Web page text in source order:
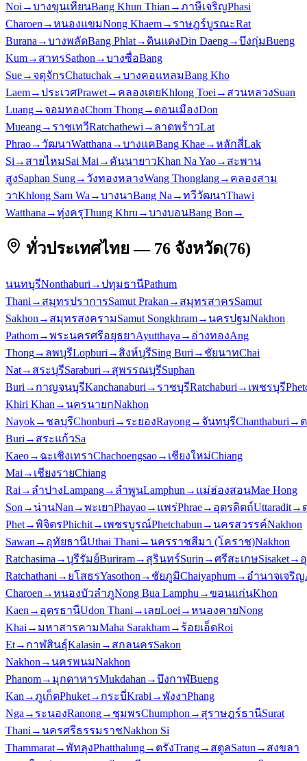
Noi →บางขุนเทียนBang Khun Thian →ภาษีเจริญPhasi
Charoen →หนองแขมNong Khaem→ ราษฎร์บูรณะRat
Burana →บางพลัดBang Phlat→ ดินแดงDin Daeng→บึงกุ่มBueng
Kum→ สาทรSathon →บางซื่อBang
Sue→ จตุจักรChatuchak→บางคอแหลมBang Kho
Laem→ประเวศPrawet→ คลองเตยKhlong Toei → สวนหลวงSuan
Luang→ จอมทองChom Thong→ ดอนเมืองDon
Mueang→ ราชเทวีRatchathewi → ลาดพร้าวLat
Phrao→ วัฒนาWatthana →บางแคBang Khae→หลักสี่Lak
Si → สายไหมSai Mai → คันนายาวKhan Na Yao→ สะพาน
สูงSaphan Sung→ วังทองหลางWang Thonglang→ คลองสาม
วาKhlong Sam Wa →บางนาBang Na →ทวีวัฒนาThawi
Watthana →ทุ่งครุThung Khru →บางบอนBang Bon →
ทั่วประเทศไทย — 76 จังหวัด(76)
นนทบุรีNonthaburi →ปทุมธานีPathum
Thani → สมุทรปราการSamut Prakan → สมุทรสาครSamut
Sakhon → สมุทรสงครามSamut Songkhram→ นครปฐมNakhon
Pathom→พระนครศรีอยุธยาAyutthaya → อ่างทองAng
Thong→ ลพบุรีLopburi → สิงห์บุรีSing Buri → ชัยนาทChai
Nat→ สระบุรีSaraburi → สุพรรณบุรีSuphan
Buri → กาญจนบุรีKanchanaburi → ราชบุรีRatchaburi → เพชรบุรี
Khiri Khan → นครนายกNakhon
Nayok→ ชลบุรีChonburi → ระยองRayong→ จันทบุรีChanthaburi →
Buri → สระแก้วSa
Kaeo→ ฉะเชิงเทราChachoengsao→ เชียงใหม่Chiang
Mai → เชียงรายChiang
Rai → ลำปางLampang→ ลำพูนLamphun → แม่ฮ่องสอนMae Hong
Son → น่านNan →พะเยาPhayao→ แพร่Phrae→ อุตรดิตถ์Uttaradit→
Phet→พิจิตรPhichit→ เพชรบูรณ์Phetchabun → นครสวรรค์Nakhon
Sawan → อุทัยธานีUthai Thani → นครราชสีมา (โคราช)Nakhon
Ratchasima →บุรีรัมย์Buriram→ สุรินทร์Surin →ศรีสะเกษSisaket→
Ratchathani → ยโสธรYasothon → ชัยภูมิChaiyaphum→ อำนาจเจริญ
Charoen →หนองบัวลำภูNong Bua Lamphu →ขอนแก่นKhon
Kaen → อุดรธานีUdon Thani → เลยLoei →หนองคายNong
Khai → มหาสารคามMaha Sarakham→ ร้อยเอ็ดRoi
Et→ กาฬสินธุ์Kalasin → สกลนครSakon
Nakhon → นครพนมNakhon
Phanom→ มุกดาหารMukdahan →บึงกาฬBueng
Kan →ภูเก็ตPhuket→ กระบี่Krabi →พังงาPhang
Nga → ระนองRanong→ ชุมพรChumphon → สุราษฎร์ธานีSurat
Thani → นครศรีธรรมราชNakhon Si
Thammarat→พัทลุงPhatthalung→ ตรังTrang→ สตูลSatun → สงขลา